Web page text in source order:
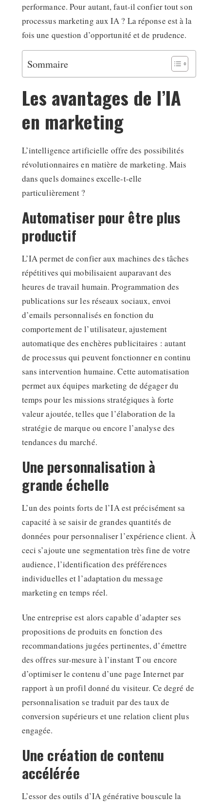
performance. Pour autant, faut-il confier tout son
processus marketing aux IA ? La réponse est à la
fois une question d’opportunité et de prudence.
Sommaire
Les avantages de l’IA
en marketing
L’intelligence artificielle offre des possibilités
révolutionnaires en matière de marketing. Mais
dans quels domaines excelle-t-elle
particulièrement ?
Automatiser pour être plus
productif
L’IA permet de confier aux machines des tâches
répétitives qui mobilisaient auparavant des
heures de travail humain. Programmation des
publications sur les réseaux sociaux, envoi
d’emails personnalisés en fonction du
comportement de l’utilisateur, ajustement
automatique des enchères publicitaires : autant
de processus qui peuvent fonctionner en continu
sans intervention humaine. Cette automatisation
permet aux équipes marketing de dégager du
temps pour les missions stratégiques à forte
valeur ajoutée, telles que l’élaboration de la
stratégie de marque ou encore l’analyse des
tendances du marché.
Une personnalisation à
grande échelle
L’un des points forts de l’IA est précisément sa
capacité à se saisir de grandes quantités de
données pour personnaliser l’expérience client. À
ceci s’ajoute une segmentation très fine de votre
audience, l’identification des préférences
individuelles et l’adaptation du message
marketing en temps réel.
Une entreprise est alors capable d’adapter ses
propositions de produits en fonction des
recommandations jugées pertinentes, d’émettre
des offres sur-mesure à l’instant T ou encore
d’optimiser le contenu d’une page Internet par
rapport à un profil donné du visiteur. Ce degré de
personnalisation se traduit par des taux de
conversion supérieurs et une relation client plus
engagée.
Une création de contenu
accélérée
L’essor des outils d’IA générative bouscule la